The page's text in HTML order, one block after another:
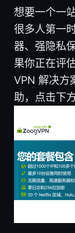
想要一个一
很多人第一
器、强隐私
果你正在评
VPN 解决方
助，点击下